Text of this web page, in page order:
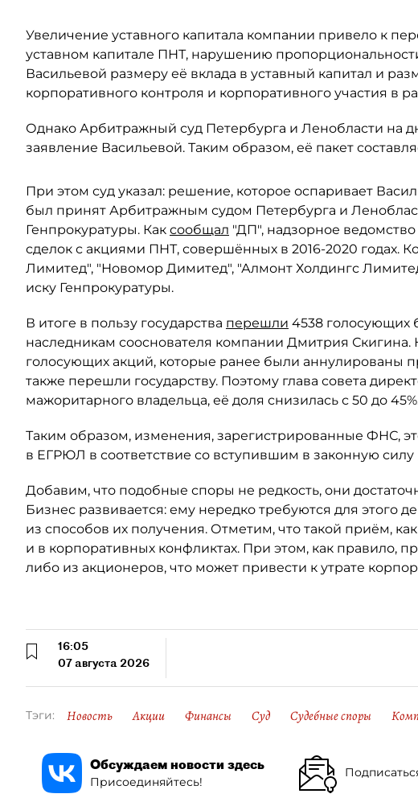
Увеличение уставного капитала компании привело к
уставном капитале ПНТ, нарушению
Васильевой размеру её вклада в уставный капитал и
корпоративного контроля и корпоративного участия в
Однако Арбитражный суд Петербурга и Ленобласти на
заявление Васильевой. Таким образом, её пакет
При этом суд указал: решение, которое оспаривает
был принят Арбитражным судом Петербурга и
Генпрокуратуры. Как сообщал "ДП", надзорное
сделок с акциями ПНТ, совершённых в 2016-2020 годах.
Лимитед", "Новомор Димитед", "Алмонт Холдингс
иску Генпрокуратуры.
В итоге в пользу государства перешли 4538 голосующих
наследникам сооснователя компании Дмитрия Скигина.
голосующих акций, которые ранее были аннулированы
также перешли государству. Поэтому глава совета
мажоритарного владельца, её доля снизилась с 50 до
Таким образом, изменения, зарегистрированные ФНС,
в ЕГРЮЛ в соответствие со вступившим в законную
Добавим, что подобные споры не редкость, они
Бизнес развивается: ему нередко требуются для этого
из способов их получения. Отметим, что такой приём,
и в корпоративных конфликтах. При этом, как правило,
либо из акционеров, что может привести к утрате
16:05
07 августа 2026
Тэги: Новость Акции Финансы Суд Судебные споры
Обсуждаем новости здесь
Присоединяйтесь!